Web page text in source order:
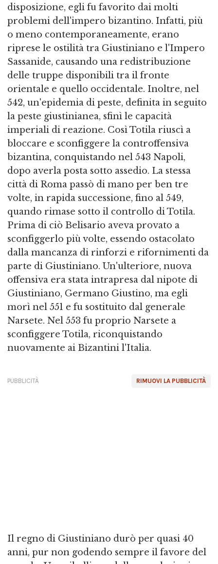
disposizione, egli fu favorito dai molti
problemi dell'impero bizantino. Infatti, più
o meno contemporaneamente, erano
riprese le ostilità tra Giustiniano e l'Impero
Sassanide, causando una redistribuzione
delle truppe disponibili tra il fronte
orientale e quello occidentale. Inoltre, nel
542, un'epidemia di peste, definita in seguito
la peste giustinianea, sfinì le capacità
imperiali di reazione. Così Totila riuscì a
bloccare e sconfiggere la controffensiva
bizantina, conquistando nel 543 Napoli,
dopo averla posta sotto assedio. La stessa
città di Roma passò di mano per ben tre
volte, in rapida successione, fino al 549,
quando rimase sotto il controllo di Totila.
Prima di ciò Belisario aveva provato a
sconfiggerlo più volte, essendo ostacolato
dalla mancanza di rinforzi e rifornimenti da
parte di Giustiniano. Un'ulteriore, nuova
offensiva era stata intrapresa dal nipote di
Giustiniano, Germano Giustino, ma egli
morì nel 551 e fu sostituito dal generale
Narsete. Nel 553 fu proprio Narsete a
sconfiggere Totila, riconquistando
nuovamente ai Bizantini l'Italia.
RIMUOVI LA PUBBLICITÀ
PUBBLICITÀ
Il regno di Giustiniano durò per quasi 40
anni, pur non godendo sempre il favore del